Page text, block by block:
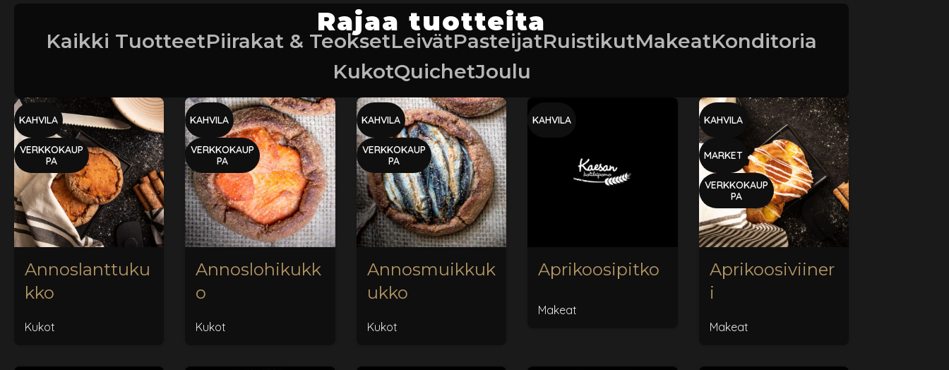
Rajaa tuotteita
Kaikki TuotteetPiirakat & TeoksetLeivätPasteijatRuistikutMakeatKonditoria
KukotQuichetJoulu
KAHVILA
VERKKOKAUP
PA
Annoslanttuku
kko
Kukot
KAHVILA
VERKKOKAUP
PA
Annoslohikukk
o
Kukot
KAHVILA
VERKKOKAUP
PA
Annosmuikkuk
ukko
Kukot
KAHVILA
Aprikoosipitko
Makeat
KAHVILA
MARKET
VERKKOKAUP
PA
Aprikoosiviiner
i
Makeat